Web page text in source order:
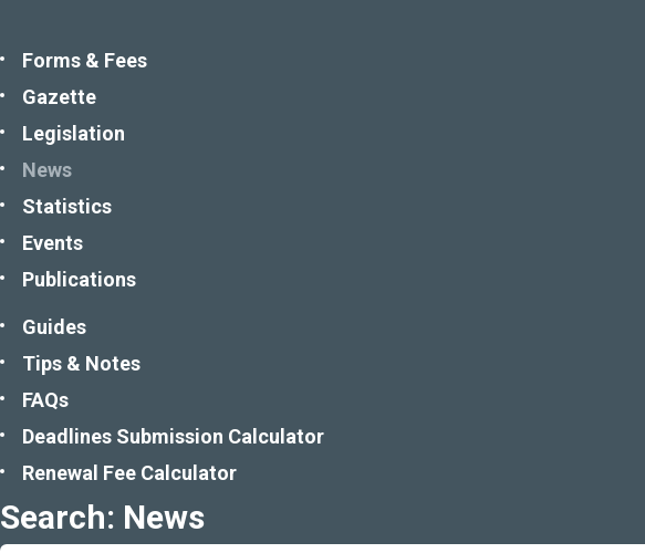
Forms & Fees
Gazette
Legislation
News
Statistics
Events
Publications
Guides
Tips & Notes
FAQs
Deadlines Submission Calculator
Renewal Fee Calculator
Search: News